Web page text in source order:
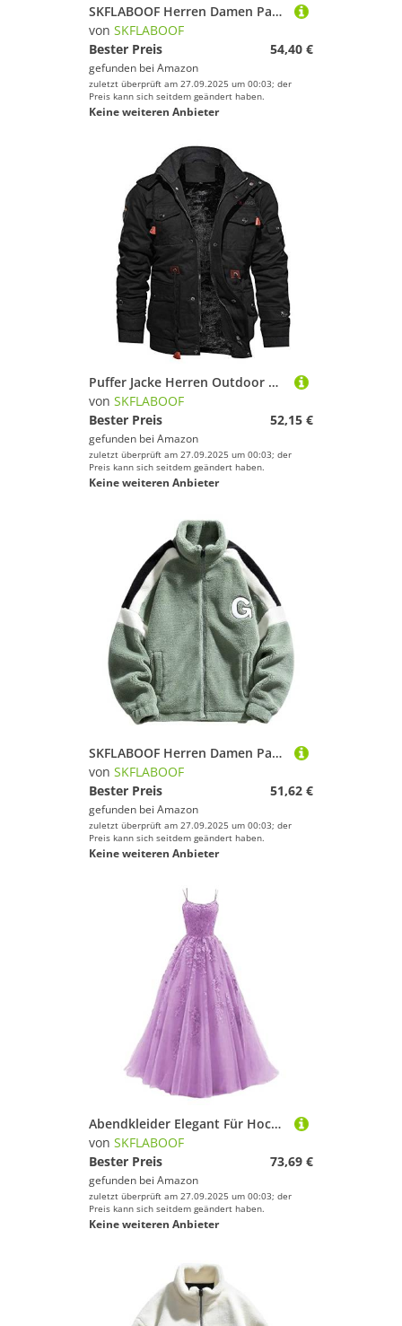
SKFLABOOF Herren Damen Patchwork Stehkragen Teddy Jacke 2025 Sherpa Fleecejacke Aesthetic Stuff Y2K Clothes Winter Warm Teddyfleece Jacken Mantel
von SKFLABOOF
Bester Preis
54,40 €
gefunden bei Amazon
zuletzt überprüft am 27.09.2025 um 00:03; der
Preis kann sich seitdem geändert haben.
Keine weiteren Anbieter
Puffer Jacke Herren Outdoor Daunenjacken Für Winter Arbeitsjacke Parka Winterjacke Autumn Jacket Men Schwarz, XXL
von SKFLABOOF
Bester Preis
52,15 €
gefunden bei Amazon
zuletzt überprüft am 27.09.2025 um 00:03; der
Preis kann sich seitdem geändert haben.
Keine weiteren Anbieter
SKFLABOOF Herren Damen Patchwork Stehkragen Teddy Jacke 2025 Sherpa Fleecejacke Aesthetic Stuff Y2K Clothes Winter Warm Teddyfleece Jacken Mantel
von SKFLABOOF
Bester Preis
51,62 €
gefunden bei Amazon
zuletzt überprüft am 27.09.2025 um 00:03; der
Preis kann sich seitdem geändert haben.
Keine weiteren Anbieter
Abendkleider Elegant Für Hochzeit Abiballkleider Lang Festkleider Verlobungskleid Jugendweihe Kleider A-Linie Hochzeitsgäste Prom Ballkleid a Linie PP1, M
von SKFLABOOF
Bester Preis
73,69 €
gefunden bei Amazon
zuletzt überprüft am 27.09.2025 um 00:03; der
Preis kann sich seitdem geändert haben.
Keine weiteren Anbieter